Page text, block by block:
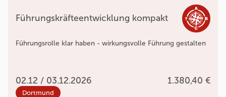
Führungskräfteentwicklung kompakt
Führungsrolle klar haben - wirkungsvolle Führung gestalten
02.12 / 03.12.2026 1.380,40 €
Dortmund